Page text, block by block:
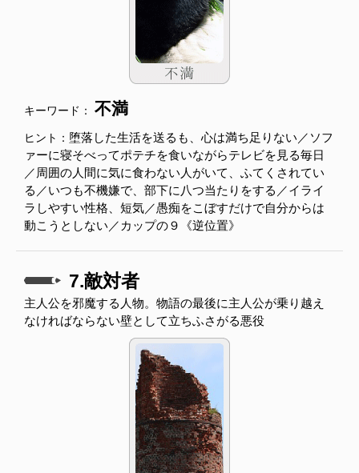
キーワード： 不満
ヒント： 堕落した生活を送るも、心は満ち足りない／ソフ
ァーに寝そべってポテチを食いながらテレビを見る毎日
／周囲の人間に気に食わない人がいて、ふてくされてい
る／いつも不機嫌で、部下に八つ当たりをする／イライ
ラしやすい性格、短気／愚痴をこぼすだけで自分からは
動こうとしない／カップの９《逆位置》
7.敵対者
主人公を邪魔する人物。物語の最後に主人公が乗り越え
なければならない壁として立ちふさがる悪役